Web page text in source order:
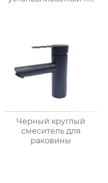
Черный круглый
смеситель для
раковины